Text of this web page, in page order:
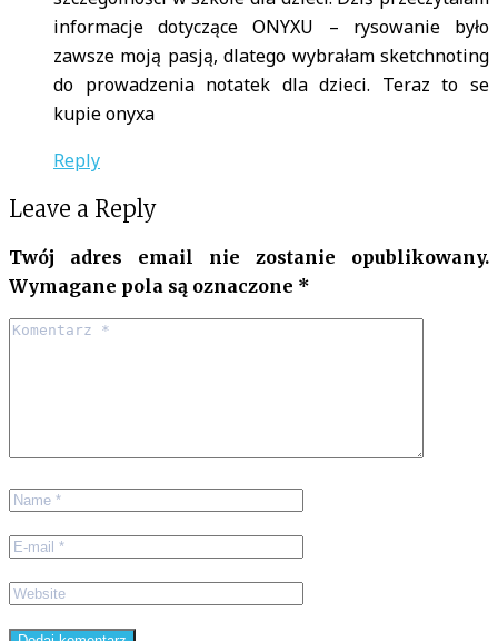
informacje dotyczące ONYXU – rysowanie było
zawsze moją pasją, dlatego wybrałam sketchnoting
do prowadzenia notatek dla dzieci. Teraz to se
kupie onyxa
Reply
Leave a Reply
Twój adres email nie zostanie opublikowany.
Wymagane pola są oznaczone *